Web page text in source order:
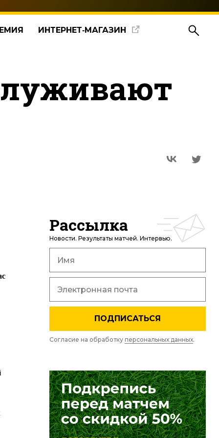
ИНТЕРНЕТ‑МАГАЗИН
Рассылка
Новости. Результаты матчей. Интервью.
ПОДПИСАТЬСЯ
Согласие на обработку персональных данных.